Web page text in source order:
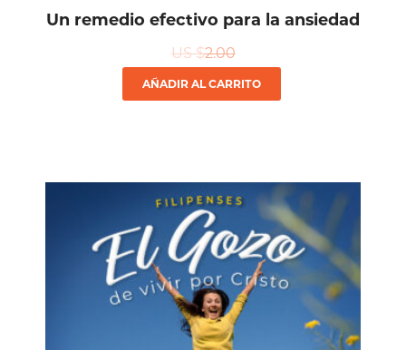
Un remedio efectivo para la ansiedad
US $2.00
AÑADIR AL CARRITO